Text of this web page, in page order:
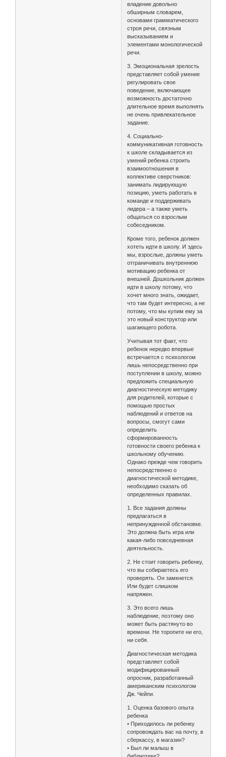
владение довольно
обширным словарем,
основами грамматического
строя речи, связным
высказыванием и
элементами монологической
речи.
3. Эмоциональная зрелость
представляет собой умение
регулировать свое
поведение, включающее
возможность достаточно
длительное время выполнять
не очень привлекательное
задание.
4. Социально-
коммуникативная готовность
к школе складывается из
умений ребенка строить
взаимоотношения в
коллективе сверстников:
занимать лидирующую
позицию, уметь работать в
команде и поддерживать
лидера – а также уметь
общаться со взрослым
собеседником.
Кроме того, ребенок должен
хотеть идти в школу. И здесь
мы, взрослые, должны уметь
отграничивать внутреннюю
мотивацию ребенка от
внешней. Дошкольник должен
идти в школу потому, что
хочет много знать, ожидает,
что там будет интересно, а не
потому, что мы купим ему за
это новый конструктор или
шагающего робота.
Учитывая тот факт, что
ребенок нередко впервые
встречается с психологом
лишь непосредственно при
поступлении в школу, можно
предложить специальную
диагностическую методику
для родителей, которые с
помощью простых
наблюдений и ответов на
вопросы, смогут сами
определить
сформированность
готовности своего ребенка к
школьному обучению.
Однако прежде чем говорить
непосредственно о
диагностической методике,
необходимо сказать об
определенных правилах.
1. Все задания должны
предлагаться в
непринужденной обстановке.
Это должна быть игра или
какая-либо повседневная
деятельность.
2. Не стоит говорить ребенку,
что вы собираетесь его
проверять. Он замкнется.
Или будет слишком
напряжен.
3. Это всего лишь
наблюдение, поэтому оно
может быть растянуто во
времени. Не торопите ни его,
ни себя.
Диагностическая методика
представляет собой
модифицированный
опросник, разработанный
американским психологом
Дж. Чейпи.
1. Оценка базового опыта
ребенка
• Приходилось ли ребенку
сопровождать вас на почту, в
сберкассу, в магазин?
• Был ли малыш в